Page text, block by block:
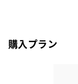
購入プラン